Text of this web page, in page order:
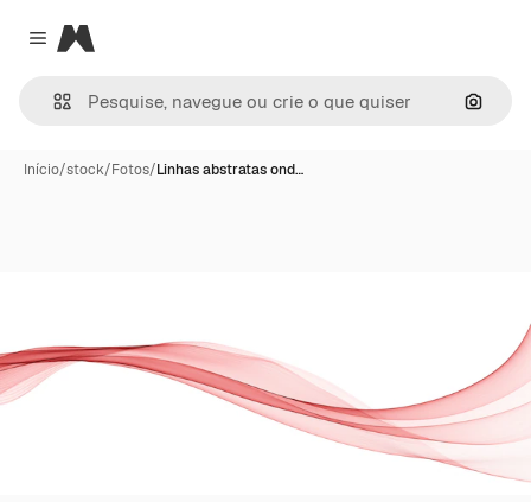
Close menu
Magnific
Início/stock/Fotos/Linhas abstratas ond…